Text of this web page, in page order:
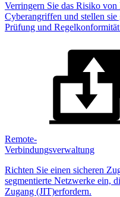
Verringern Sie das Risiko
Cyberangriffen und stellen
Prüfung und
Remote-
Verbindungsverwaltung
Richten Sie einen sicheren
segmentierte Netzwerke ein,
Zugang (JIT)erfordern.